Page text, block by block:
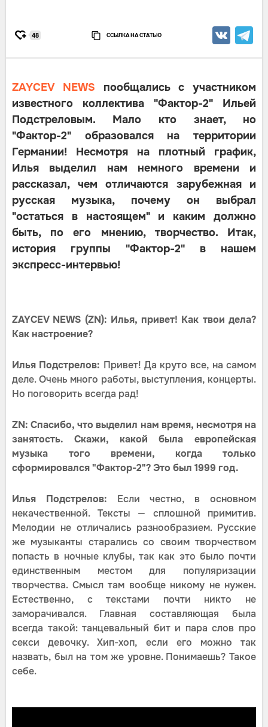
48 ССЫЛКА НА СТАТЬЮ
ZAYCEV NEWS пообщались с участником
известного коллектива "Фактор-2" Ильей
Подстреловым. Мало кто знает, но
"Фактор-2" образовался на территории
Германии! Несмотря на плотный график,
Илья выделил нам немного времени и
рассказал, чем отличаются зарубежная и
русская музыка, почему он выбрал
"остаться в настоящем" и каким должно
быть, по его мнению, творчество. Итак,
история группы "Фактор-2" в нашем
экспресс-интервью!
ZAYCEV NEWS (ZN): Илья, привет! Как твои дела?
Как настроение?
Илья Подстрелов: Привет! Да круто все, на самом
деле. Очень много работы, выступления, концерты.
Но поговорить всегда рад!
ZN: Спасибо, что выделил нам время, несмотря на
занятость. Скажи, какой была европейская
музыка того времени, когда только
сформировался "Фактор-2"? Это был 1999 год.
Илья Подстрелов: Если честно, в основном
некачественной. Тексты — сплошной примитив.
Мелодии не отличались разнообразием. Русские
же музыканты старались со своим творчеством
попасть в ночные клубы, так как это было почти
единственным местом для популяризации
творчества. Смысл там вообще никому не нужен.
Естественно, с текстами почти никто не
заморачивался. Главная составляющая была
всегда такой: танцевальный бит и пара слов про
секси девочку. Хип-хоп, если его можно так
назвать, был на том же уровне. Понимаешь? Такое
себе.